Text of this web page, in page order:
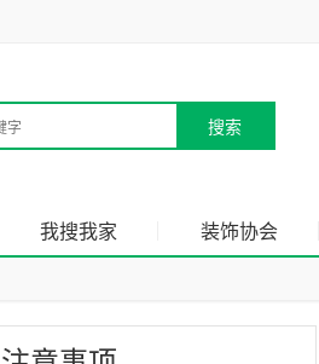
我搜我家 装饰协会